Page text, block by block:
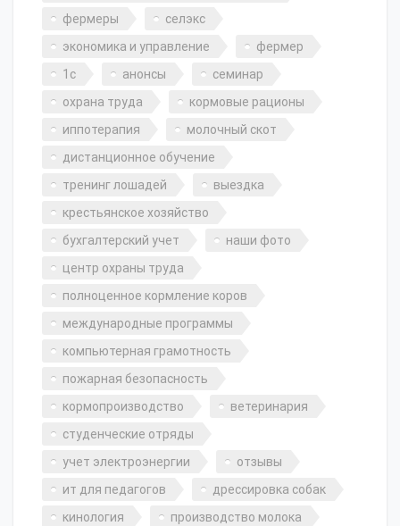
фермеры
селэкс
экономика и управление
фермер
1с
анонсы
семинар
охрана труда
кормовые рационы
иппотерапия
молочный скот
дистанционное обучение
тренинг лошадей
выездка
крестьянское хозяйство
бухгалтерский учет
наши фото
центр охраны труда
полноценное кормление коров
международные программы
компьютерная грамотность
пожарная безопасность
кормопроизводство
ветеринария
студенческие отряды
учет электроэнергии
отзывы
ит для педагогов
дрессировка собак
кинология
производство молока